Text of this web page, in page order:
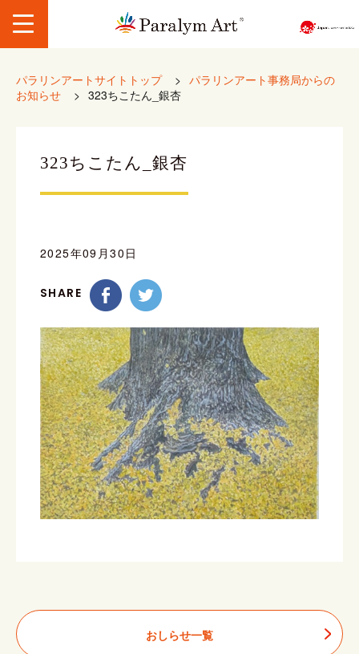
パラリンアートサイトトップ > パラリンアート事務局からの
お知らせ
> 323ちこたん_銀杏
323ちこたん_銀杏
2025年09月30日
SHARE
おしらせ一覧